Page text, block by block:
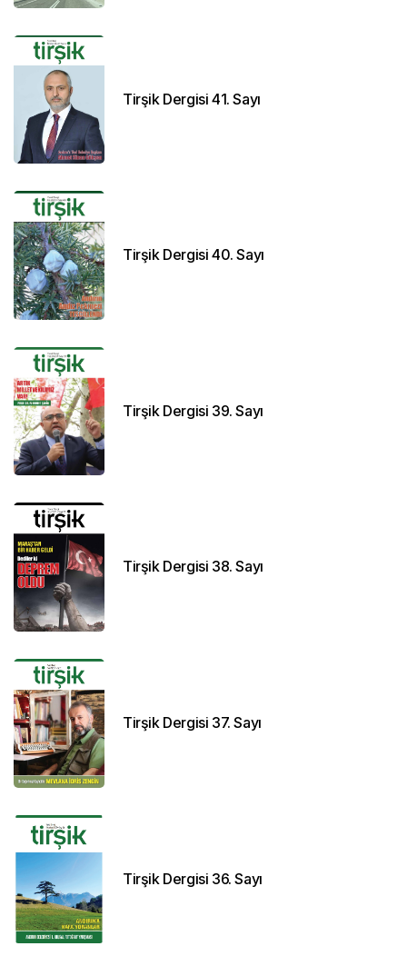
Tirşik Dergisi 41. Sayı
Tirşik Dergisi 40. Sayı
Tirşik Dergisi 39. Sayı
Tirşik Dergisi 38. Sayı
Tirşik Dergisi 37. Sayı
Tirşik Dergisi 36. Sayı